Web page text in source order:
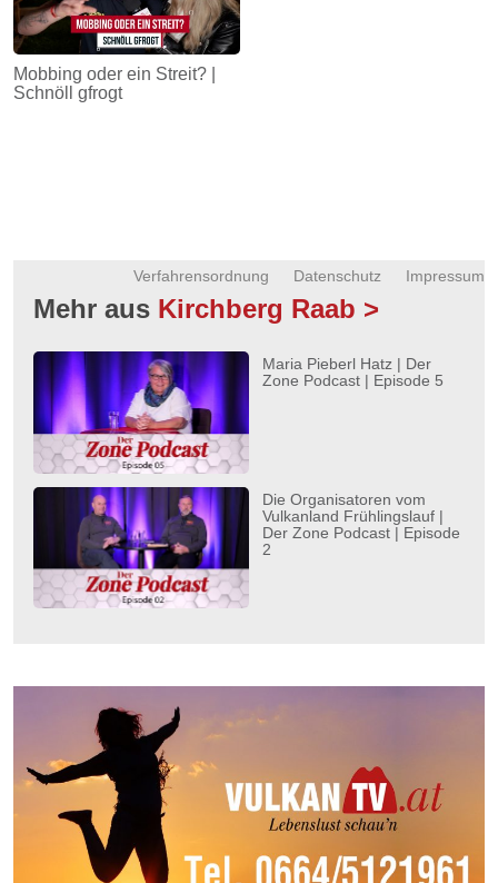
Mobbing oder ein Streit? |
Schnöll gfrogt
Impressum
Datenschutz
Verfahrensordnung
Mehr aus Kirchberg Raab >
Maria Pieberl Hatz | Der
Zone Podcast | Episode 5
Die Organisatoren vom
Vulkanland Frühlingslauf |
Der Zone Podcast | Episode
2